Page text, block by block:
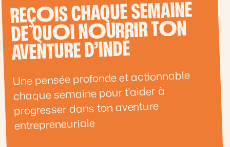
REÇOIS CHAQUE SEMAINE
DE QUOI NOURRIR TON
AVENTURE D’INDÉ
Une pensée profonde et actionnable
chaque semaine pour t'aider à
progresser dans ton aventure
entrepreneuriale